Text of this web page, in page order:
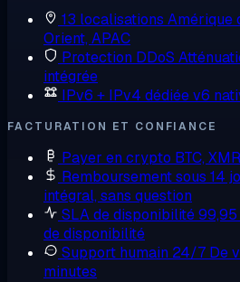
13 localisations Amérique
Orient, APAC
Protection DDoS
intégrée
IPv6 + IPv4 dédiéev6
FACTURATION ET CONFIANCE
Payer en crypto BTC,
Remboursement sous 14
intégral, sans question
SLA de disponibilité 99,95
de disponibilité
Support humain 24/7 De
minutes